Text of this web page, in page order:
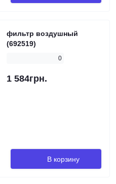
фильтр воздушный
(692519)
0
1 584грн.
В корзину